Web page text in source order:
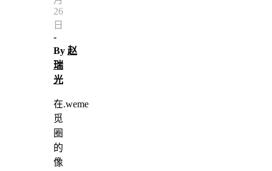
26
日
-
By 赵
瑞
光
在.weme
觅
圈
的
像